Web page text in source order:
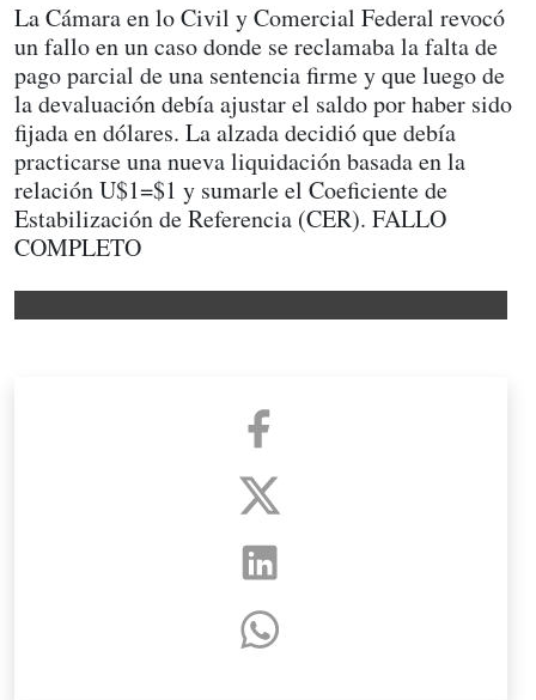
La Cámara en lo Civil y Comercial Federal revocó
un fallo en un caso donde se reclamaba la falta de
pago parcial de una sentencia firme y que luego de
la devaluación debía ajustar el saldo por haber sido
fijada en dólares. La alzada decidió que debía
practicarse una nueva liquidación basada en la
relación U$1=$1 y sumarle el Coeficiente de
Estabilización de Referencia (CER). FALLO
COMPLETO